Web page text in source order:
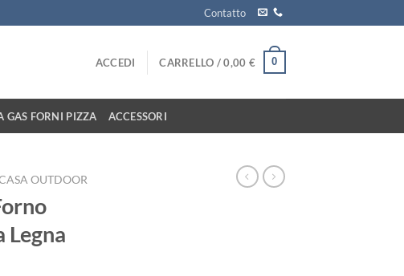
Contatto
ACCEDI CARRELLO /0,00 € 0
GAS FORNI PIZZA ACCESSORI
OUTDOOR
Legna